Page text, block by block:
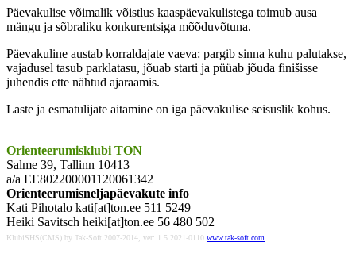
Päevakulise võimalik võistlus kaaspäevakulistega toimub ausa
mängu ja sõbraliku konkurentsiga mõõduvõtuna.
Päevakuline austab korraldajate vaeva: pargib sinna kuhu palutakse,
vajadusel tasub parklatasu, jõuab starti ja püüab jõuda finišisse
juhendis ette nähtud ajaraamis.
Laste ja esmatulijate aitamine on iga päevakulise seisuslik kohus.
Orienteerumisklubi TON
Salme 39, Tallinn 10413
a/a EE802200001120061342
Orienteerumisneljapäevakute info
Kati Pihotalo kati[at]ton.ee 511 5249
Heiki Savitsch heiki[at]ton.ee 56 480 502
KlubiSHS(CMS) by Tak-Soft 2007-2014, ver: 1.5 2021-0110 www.tak-soft.com